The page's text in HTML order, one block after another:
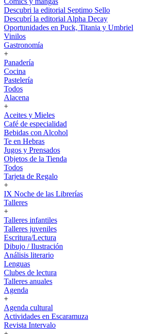
Descubri la editorial Septimo Sello
Descubrí la editorial Alpha Decay
Oportunidades en Puck, Titania y Umbriel
Vinilos
Gastronomía
+
Panadería
Cocina
Pastelería
Todos
Alacena
+
Aceites y Mieles
Café de especialidad
Bebidas con Alcohol
Te en Hebras
Jugos y Prensados
Objetos de la Tienda
Todos
Tarjeta de Regalo
+
IX Noche de las Librerías
Talleres
+
Talleres infantiles
Talleres juveniles
Escritura/Lectura
Dibujo / Ilustración
Análisis literario
Lenguas
Clubes de lectura
Talleres anuales
Agenda
+
Agenda cultural
Actividades en Escaramuza
Revista Intervalo